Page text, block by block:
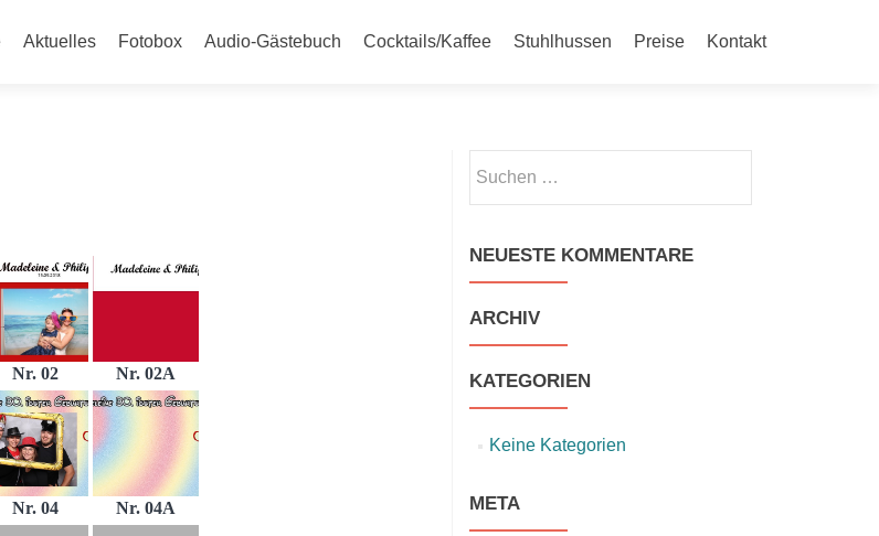
Aktuelles Fotobox Audio-Gästebuch Cocktails/Kaffee Stuhlhussen Preise Kontakt
Nr. 02 Nr. 02A
Nr. 04 Nr. 04A
nach:
NEUESTE KOMMENTARE
ARCHIV
KATEGORIEN
Keine Kategorien
META